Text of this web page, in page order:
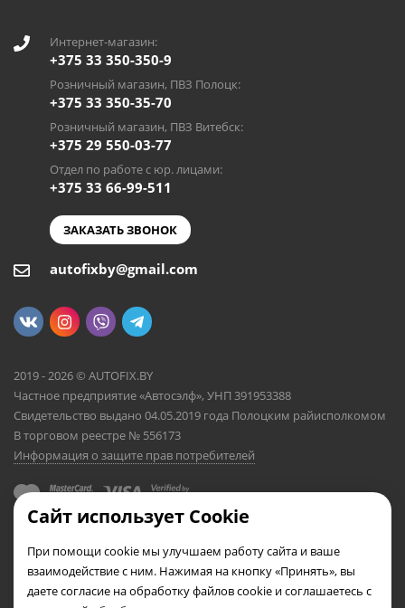
Интернет-магазин:
+375 33 350-350-9
Розничный магазин, ПВЗ Полоцк:
+375 33 350-35-70
Розничный магазин, ПВЗ Витебск:
+375 29 550-03-77
Отдел по работе с юр. лицами:
+375 33 66-99-511
ЗАКАЗАТЬ ЗВОНОК
autofixby@gmail.com
2019 - 2026 © AUTOFIX.BY
Частное предприятие «Автосэлф», УНП 391953388
Свидетельство выдано 04.05.2019 года Полоцким райисполкомом
В торговом реестре № 556173
Информация о защите прав потребителей
Сайт использует Cookie
При помощи cookie мы улучшаем работу сайта и ваше
взаимодействие с ним. Нажимая на кнопку «Принять», вы
даете согласие на обработку файлов cookie и соглашаетесь с